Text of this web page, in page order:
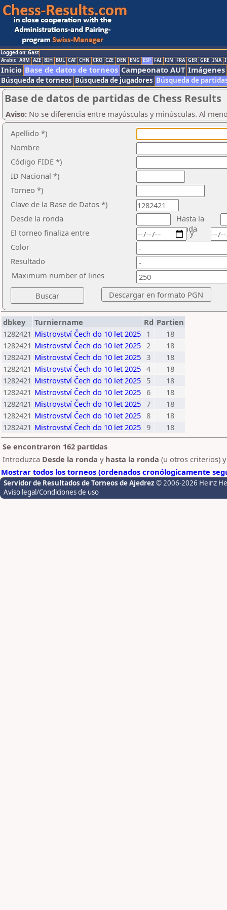
Logged on: Gast
Arabic ARM AZE BIH BUL CAT CHN CRO CZE DEN ENG ESP FAI FIN FRA GER GRE INA
Inicio Base de datos de torneos Campeonato AUT Imágenes
Búsqueda de torneos Búsqueda de jugadores Búsqueda de
Base de datos de partidas de Chess Results
Aviso: No se diferencia entre mayúsculas y minúsculas. Al
Apellido *)
Nombre
Código FIDE *)
ID Nacional *)
Torneo *)
Clave de la Base de Datos *)
Desde la ronda
Hasta la
ronda
El torneo finaliza entre
Color
Resultado
y
Maximum number of lines
dbkey Turniername Rd Partien
1282421 Mistrovství Čech do 10 let 2025 1
18
1282421 Mistrovství Čech do 10 let 2025 2
18
1282421 Mistrovství Čech do 10 let 2025 3
18
1282421 Mistrovství Čech do 10 let 2025 4
18
1282421 Mistrovství Čech do 10 let 2025 5
18
1282421 Mistrovství Čech do 10 let 2025 6
18
1282421 Mistrovství Čech do 10 let 2025 7
18
1282421 Mistrovství Čech do 10 let 2025 8
18
1282421 Mistrovství Čech do 10 let 2025 9
18
Se encontraron 162 partidas
Introduzca Desde la ronda y hasta la ronda (u otros criterios)
Mostrar todos los torneos (ordenados cronólogicamente
Servidor de Resultados de Torneos de Ajedrez © 2006-2026 Heinz
Aviso legal/Condiciones de uso